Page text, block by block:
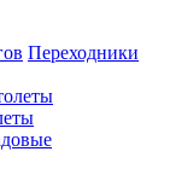
Переходники